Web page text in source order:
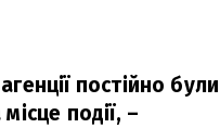
постійно були
події, –